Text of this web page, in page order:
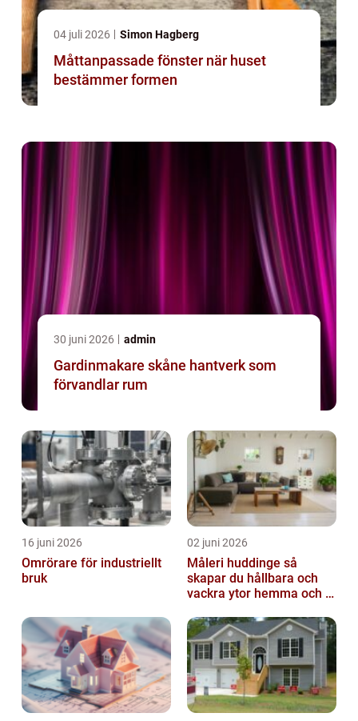
04 juli 2026 Simon Hagberg
Måttanpassade fönster när huset
bestämmer formen
30 juni 2026 admin
Gardinmakare skåne hantverk som
förvandlar rum
16 juni 2026
Omrörare för industriellt
bruk
02 juni 2026
Måleri huddinge så
skapar du hållbara och
vackra ytor hemma och i